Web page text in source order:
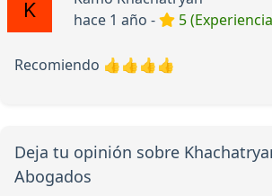
hace 1 año -
5
Recomiendo 👍👍👍👍
Deja tu opinión sobre
Abogados